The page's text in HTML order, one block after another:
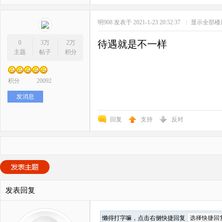
0
主题
3万
帖子
2万
积分
积分 20092
发消息
明908 发表于 2021-1-23 20:52:37 | 显示全部楼
待遇就是不一样
回复 支持 反对
发表回复
懒得打字嘛，点击右侧快捷回复